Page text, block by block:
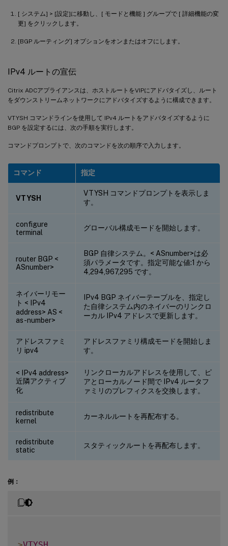
[ システム] > [設定]に移動し、[ モードと機能 ] グループで [ 詳細機能の変
更] をクリックします。
[BGP ルーティング] オプションをオンまたはオフにします。
IPv4 ルートの宣伝
Citrix ADCアプライアンスは、ホストルートをVIPにアドバタイズし、ルート
をダウンストリームネットワークにアドバタイズするように構成できます。
VTYSH コマンドラインを使用して IPv4 ルートをアドバタイズするように
BGP を設定するには、次の手順を実行します。
コマンドプロンプトで、次のコマンドを次の順序で入力します。
コマンド 指定
VTYSH
VTYSH コマンドプロンプトを表示しま
す。
configure
terminal
グローバル構成モードを開始します。
router BGP <
ASnumber>
BGP 自律システム。< ASnumber>は必
須パラメータです。指定可能な値:1 から
4,294,967,295 です。
ネイバーリモー
ト < IPv4
address> AS <
as-number>
IPv4 BGP ネイバーテーブルを、指定し
た自律システム内のネイバーのリンクロ
ーカル IPv4 アドレスで更新します。
アドレスファミ
リ ipv4
アドレスファミリ構成モードを開始しま
す。
< IPv4 address>
近隣アクティブ
化
リンクローカルアドレスを使用して、ピ
アとローカルノード間で IPv4 ルータフ
ァミリのプレフィクスを交換します。
redistribute
kernel
カーネルルートを再配布する。
redistribute
static
スタティックルートを再配布します。
例：